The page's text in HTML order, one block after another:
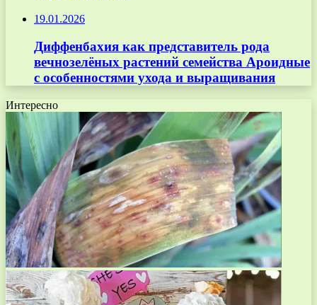
19.01.2026
Диффенбахия как представитель рода
вечнозелёных растений семейства Ароидные
с особенностями ухода и выращивания
Интересно